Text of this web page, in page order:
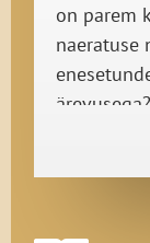
on parem
naeratuse
ärevusega?
siis